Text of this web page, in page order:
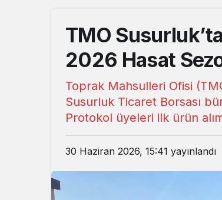
TMO
2026 Hasat
Toprak Mahsulleri Ofisi
Susurluk Ticaret Borsası
Protokol üyeleri ilk ürün
30 Haziran 2026, 15:41 yayınlandı